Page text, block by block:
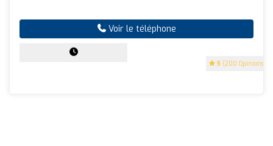
5 (200 Opinions)
Voir le téléphone